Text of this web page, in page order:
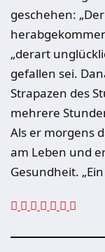
geschehen:
„derart
gefallen sei.
Strapazen des
mehrere
Als er morgens
am Leben und
Gesundheit.